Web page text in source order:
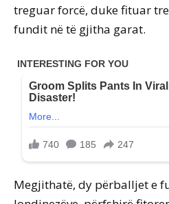
treguar forcë, duke fituar
fundit në të gjitha garat.
Megjithatë, dy përballjet e